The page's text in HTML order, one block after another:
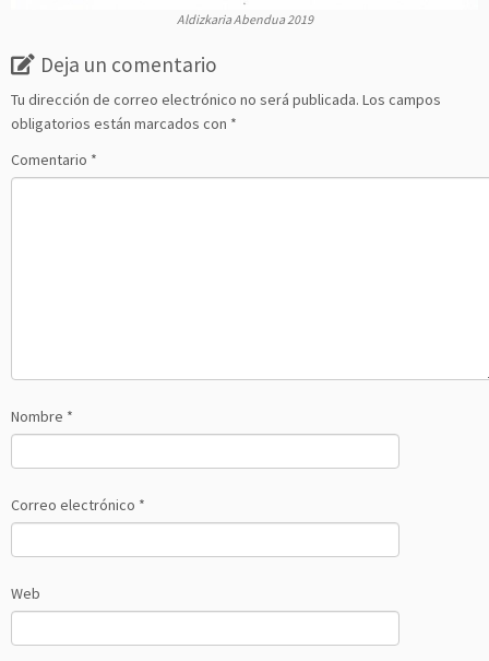
Aldizkaria Abendua 2019
Deja un comentario
Tu dirección de correo electrónico no será publicada. Los campos
obligatorios están marcados con *
Comentario *
Nombre *
Correo electrónico *
Web